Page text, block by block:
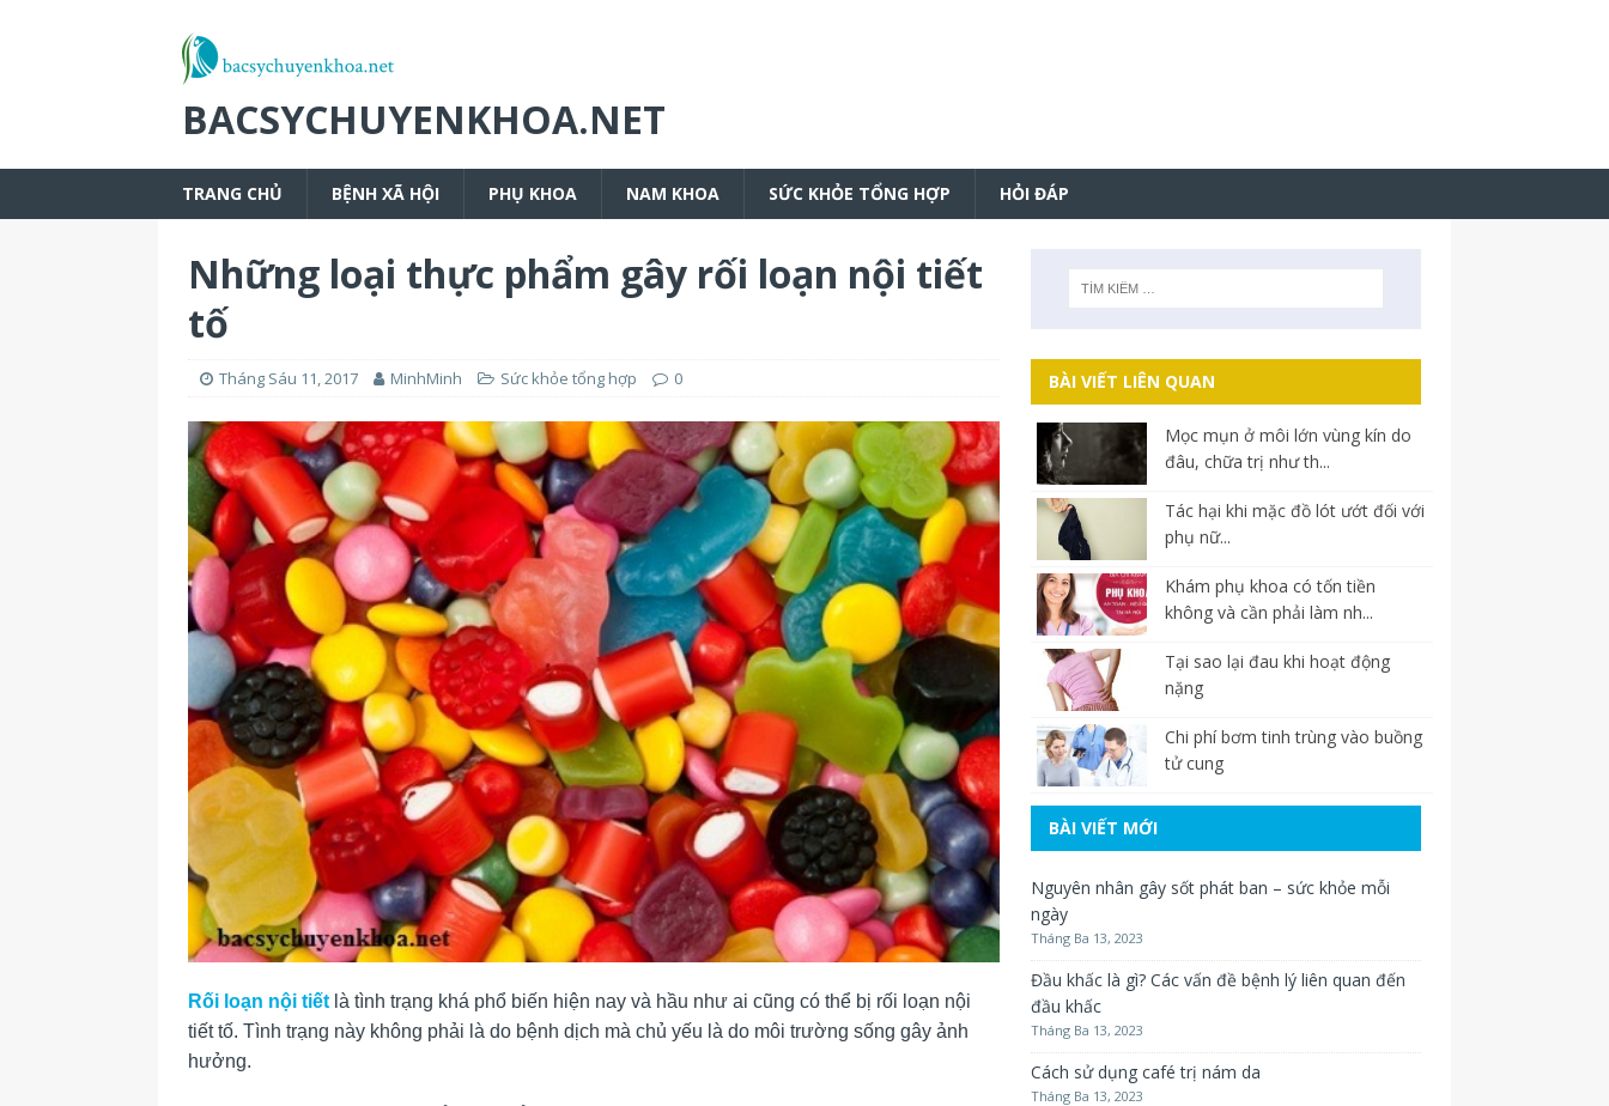
BACSYCHUYENKHOA.NET
TRANG CHỦ BỆNH XÃ HỘI PHỤ KHOA NAM KHOA SỨC KHỎE TỔNG HỢP HỎI ĐÁP
Những loại thực phẩm gây rối loạn nội tiết
tố
Tháng Sáu 11, 2017 MinhMinh Sức khỏe tổng hợp 0
Rối loạn nội tiết là tình trạng khá phổ biến hiện nay và hầu như ai cũng có thể bị rối loạn nội
tiết tố. Tình trạng này không phải là do bệnh dịch mà chủ yếu là do môi trường sống gây ảnh
hưởng.
BÀI VIẾT LIÊN QUAN
Mọc mụn ở môi lớn vùng kín do
đâu, chữa trị như th...
Tác hại khi mặc đồ lót ướt đối với
phụ nữ...
Khám phụ khoa có tốn tiền
không và cần phải làm nh...
Tại sao lại đau khi hoạt động
nặng
Chi phí bơm tinh trùng vào buồng
tử cung
BÀI VIẾT MỚI
Nguyên nhân gây sốt phát ban – sức khỏe mỗi
ngày
Tháng Ba 13, 2023
Đầu khấc là gì? Các vấn đề bệnh lý liên quan đến
đầu khấc
Tháng Ba 13, 2023
Cách sử dụng café trị nám da
Tháng Ba 13, 2023